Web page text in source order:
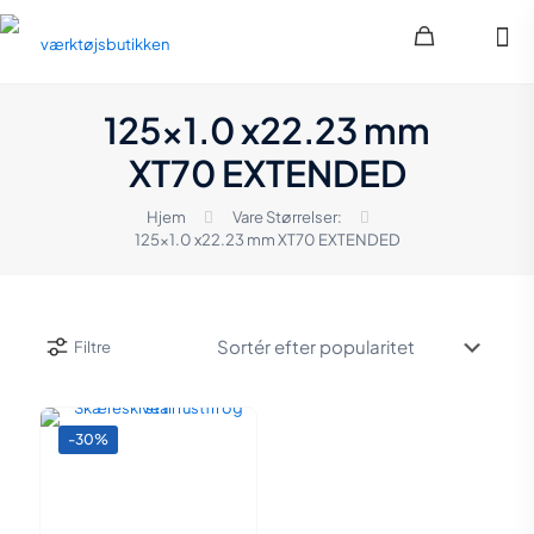
125x1.0 x22.23 mm
XT70 EXTENDED
Hjem
Vare Størrelser:
125x1.0 x22.23 mm XT70 EXTENDED
Filtre
-30%